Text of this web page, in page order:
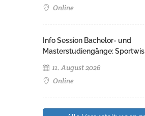
Online
Info Session Bachelor- und
Masterstudiengänge:
11. August 2026
Online